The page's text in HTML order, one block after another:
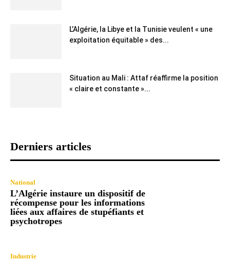
L’Algérie, la Libye et la Tunisie veulent « une
exploitation équitable » des...
Situation au Mali : Attaf réaffirme la position
« claire et constante »...
Derniers articles
National
L’Algérie instaure un dispositif de
récompense pour les informations
liées aux affaires de stupéfiants et
psychotropes
Industrie